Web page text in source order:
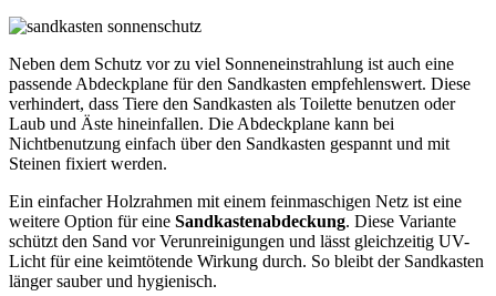
Neben dem Schutz vor zu viel Sonneneinstrahlung ist auch eine
passende Abdeckplane für den Sandkasten empfehlenswert. Diese
verhindert, dass Tiere den Sandkasten als Toilette benutzen oder
Laub und Äste hineinfallen. Die Abdeckplane kann bei
Nichtbenutzung einfach über den Sandkasten gespannt und mit
Steinen fixiert werden.
Ein einfacher Holzrahmen mit einem feinmaschigen Netz ist eine
weitere Option für eine Sandkastenabdeckung. Diese Variante
schützt den Sand vor Verunreinigungen und lässt gleichzeitig UV-
Licht für eine keimtötende Wirkung durch. So bleibt der Sandkasten
länger sauber und hygienisch.